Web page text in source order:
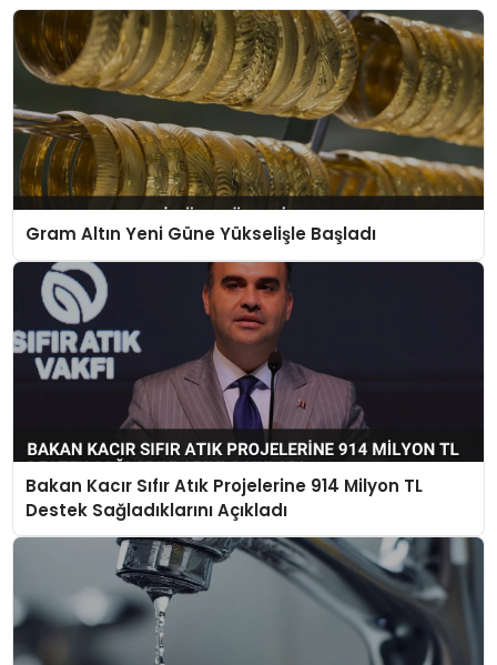
Gram Altın Yeni Güne Yükselişle Başladı
Bakan Kacır Sıfır Atık Projelerine 914 Milyon TL
Destek Sağladıklarını Açıkladı